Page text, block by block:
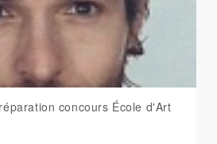
concours École d'Art